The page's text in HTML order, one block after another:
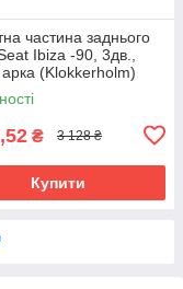
частина заднього
Ibiza -90, 3дв.,
(Klokkerholm)
₴ 3 128 ₴
Купити